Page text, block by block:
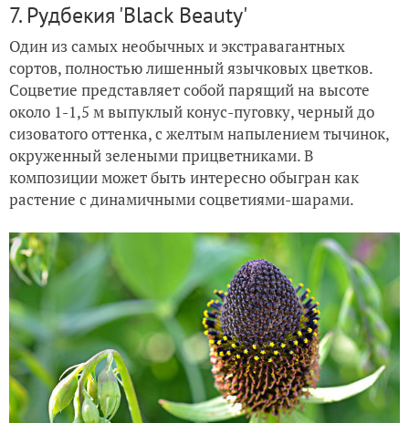
7. Рудбекия 'Black Beauty'
Один из самых необычных и экстравагантных
сортов, полностью лишенный язычковых цветков.
Соцветие представляет собой парящий на высоте
около 1-1,5 м выпуклый конус-пуговку, черный до
сизоватого оттенка, с желтым напылением тычинок,
окруженный зелеными прицветниками. В
композиции может быть интересно обыгран как
растение с динамичными соцветиями-шарами.